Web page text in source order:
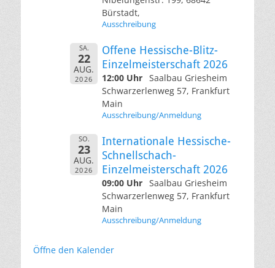
Bürstadt,
Ausschreibung
SA.
22
AUG.
2026
Offene Hessische-Blitz-
Einzelmeisterschaft 2026
12:00 Uhr Saalbau Griesheim
Schwarzerlenweg 57, Frankfurt
Main
Ausschreibung/Anmeldung
SO.
23
AUG.
2026
Internationale Hessische-
Schnellschach-
Einzelmeisterschaft 2026
09:00 Uhr Saalbau Griesheim
Schwarzerlenweg 57, Frankfurt
Main
Ausschreibung/Anmeldung
Öffne den Kalender